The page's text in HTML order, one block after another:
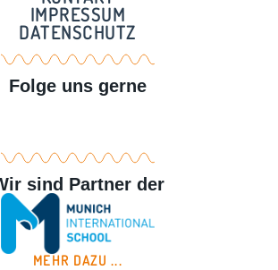
IMPRESSUM
DATENSCHUTZ
Folge uns gerne
sind Partner der
MEHR DAZU ...